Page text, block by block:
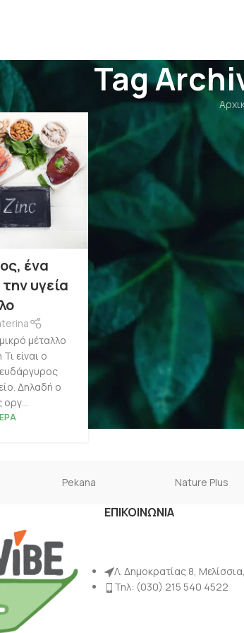
Tag
ένα
υγεία
μέταλλο
είναι ο
Δηλαδή ο
Pekana Nature Plus
ΕΠΙΚΟΙΝΩΝΙΑ
Λ. Δημοκρατίας 8,
Τηλ: (030) 215 540 4522